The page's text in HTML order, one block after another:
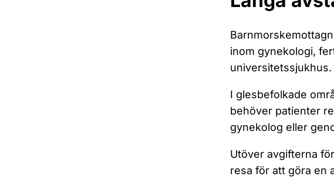
inom gynekologi,
universitetssjukhus.
I glesbefolkade
behöver patienter
gynekolog eller
Utöver avgifterna
resa för att göra en